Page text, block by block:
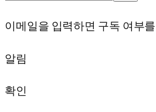
이메일을 입력하면 구독 여부
알림
확인